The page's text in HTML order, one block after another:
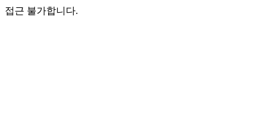
접근 불가합니다.